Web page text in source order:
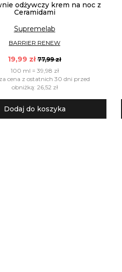
odżywczy krem na noc z
Ceramidami
Supremelab
BARRIER RENEW
19,99 zł 77,99 zł
100 ml = 39,98 zł
cena z ostatnich 30 dni przed
obniżką: 26,52 zł
Dodaj do koszyka